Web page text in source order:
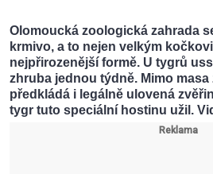
Olomoucká zoologická zahrada
krmivo, a to nejen velkým
nejpřirozenější formě. U tygrů
zhruba jednou týdně. Mimo
předkládá i legálně ulovená
tygr tuto speciální hostinu užil.